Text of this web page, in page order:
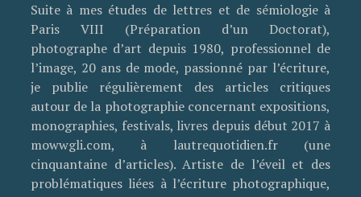
Suite à mes études de lettres et de sémiologie à
Paris VIII (Préparation d’un Doctorat),
photographe d’art depuis 1980, professionnel de
l’image, 20 ans de mode, passionné par l’écriture,
je publie régulièrement des articles critiques
autour de la photographie concernant expositions,
monographies, festivals, livres depuis début 2017 à
mowwgli.com, à lautrequotidien.fr (une
cinquantaine d’articles). Artiste de l’éveil et des
problématiques liées à l’écriture photographique,